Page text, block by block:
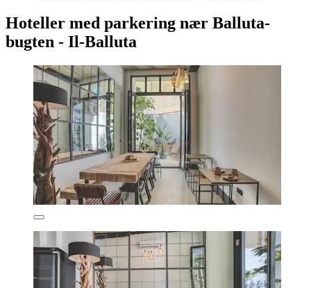
Hoteller med parkering nær Balluta-
bugten - Il-Balluta